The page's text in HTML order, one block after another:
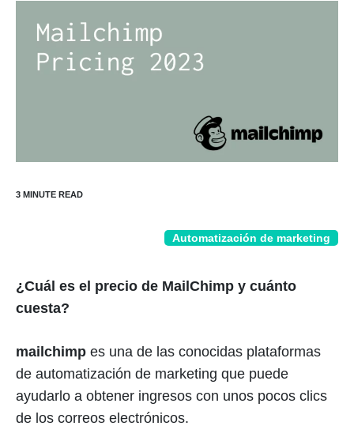
Automatización de marketing
¿Cuál es el precio de MailChimp y cuánto
cuesta?
mailchimp es una de las conocidas plataformas
de automatización de marketing que puede
ayudarlo a obtener ingresos con unos pocos clics
de los correos electrónicos.